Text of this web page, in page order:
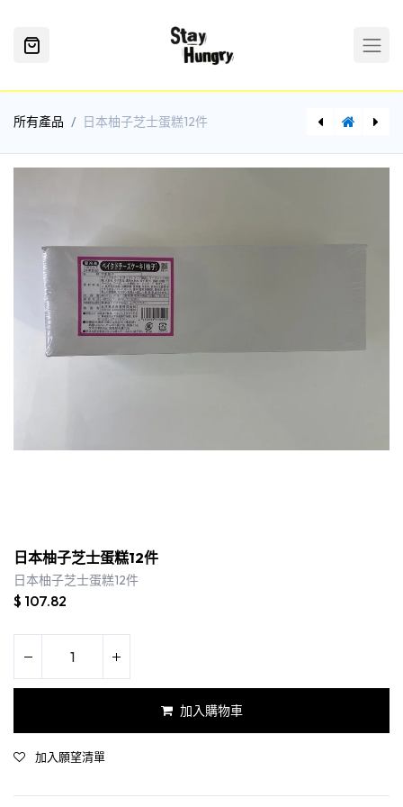
所有產品 日本柚子芝士蛋糕12件
日本柚子芝士蛋糕12件
日本柚子芝士蛋糕12件
$ 107.82
加入購物車
加入願望清單